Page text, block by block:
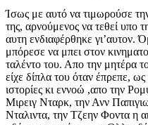
Ίσως με αυτό να τιμωρούσε
της, αρνούμενος να τεθεί υπο
αυτη ενδιαφέρθηκε γι’αυτον.
μπόρεσε να μπει στον
ταλέντο του. Απο την μητέρα
είχε δίπλα του όταν έπρεπε,
ιστορίες κι εννοώ ,απο την
Μιρειγ Νταρκ, την Ανν
Νταλιντα, την Τζεην Φοντα η